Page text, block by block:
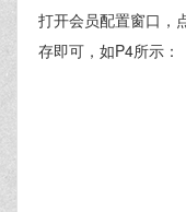
打开会员配置窗口，
存即可，如P4所示：